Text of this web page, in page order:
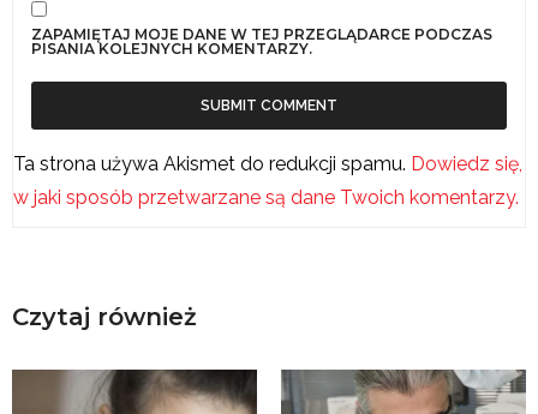
ZAPAMIĘTAJ MOJE DANE W TEJ PRZEGLĄDARCE PODCZAS
PISANIA KOLEJNYCH KOMENTARZY.
Ta strona używa Akismet do redukcji spamu. Dowiedz się,
w jaki sposób przetwarzane są dane Twoich komentarzy.
Czytaj również